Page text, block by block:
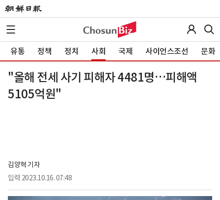
유통 정책 정치 사회 국제 사이언스조선 문화
"올해 전세 사기 피해자 4481명…피해액
5105억원"
김양혁 기자
입력 2023.10.16. 07:48